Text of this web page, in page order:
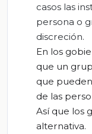
casos las
persona o
discreción.
En los
que un
que
de las
Así que los
alternativa.